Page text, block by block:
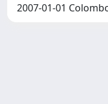
2007-01-01